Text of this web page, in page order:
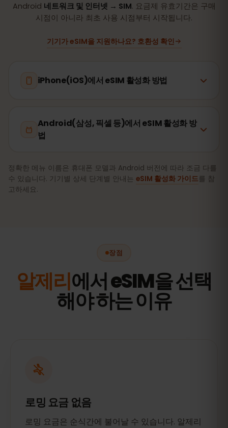
Android 네트워크 및 인터넷 → SIM. 요금제 유효기간은 구매
시점이 아니라 최초 사용 시점부터 시작됩니다.
기기가 eSIM을 지원하나요? 호환성 확인
iPhone(iOS)에서 eSIM 활성화 방법
Android(삼성, 픽셀 등)에서 eSIM 활성화 방
법
정확한 메뉴 이름은 휴대폰 모델과 Android 버전에 따라 조금 다를
수 있습니다. 기기별 상세 단계별 안내는 eSIM 활성화 가이드를 참
고하세요.
장점
알제리에서 eSIM을 선택
해야 하는 이유
로밍 요금 없음
로밍 요금은 순식간에 불어날 수 있습니다. 알제리